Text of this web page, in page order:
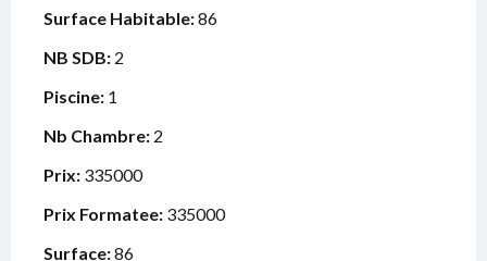
Surface Habitable:86
NB SDB: 2
Piscine: 1
Nb Chambre: 2
Prix: 335000
Prix Formatee: 335000
Surface:86